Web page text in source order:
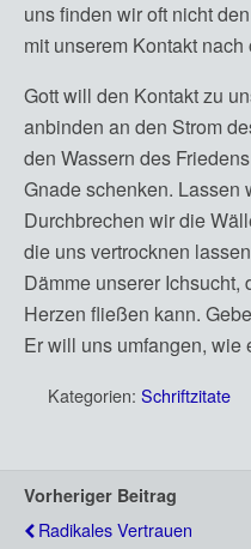
uns finden wir oft nicht
mit unserem Kontakt nach
Gott will den Kontakt zu
anbinden an den Strom
den Wassern des
Gnade schenken. Lassen
Durchbrechen wir die
die uns vertrocknen
Dämme unserer
Herzen fließen kann.
Er will uns umfangen, wie
Kategorien: Schriftzitate
Vorheriger Beitrag
Radikales Vertrauen